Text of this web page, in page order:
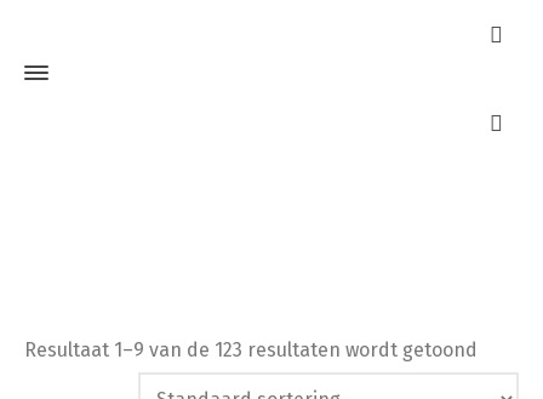
Resultaat 1–9 van de 123 resultaten wordt getoond